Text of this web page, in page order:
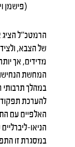
(פישמן
הרמטכ"ל הציג
של הצבא,
מדידים, אך
המחשת
במהלך תרבותי
להערכת
האלפיים עם
הניאו-
במסגרת זו